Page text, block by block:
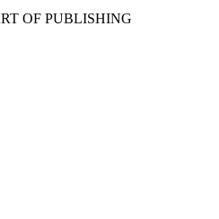
OF PUBLISHING